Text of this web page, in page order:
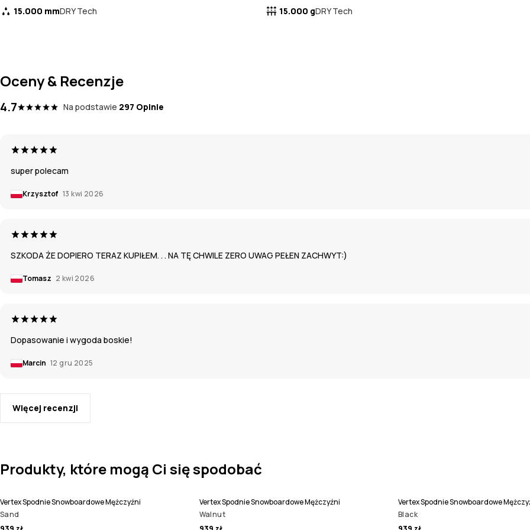
15.000 mmDRY Tech 15.000 gDRY Tech
Oceny & Recenzje
4.7 Na podstawie 297 Opinie
super polecam
Krzysztof 13 kwi 2026
SZKODA ŻE DOPIERO TERAZ KUPIŁEM. . . NA TĘ CHWILE ZERO UWAG PEŁEN ZACHWYT:)
Tomasz 2 kwi 2026
Dopasowanie i wygoda boskie!
Marcin 12 gru 2025
Więcej recenzji
Produkty, które mogą Ci się spodobać
Vertex Spodnie Snowboardowe Mężczyźni
Sand
Vertex Spodnie Snowboardowe Mężczyźni
Walnut
Vertex Spodnie Snowboardowe
Black